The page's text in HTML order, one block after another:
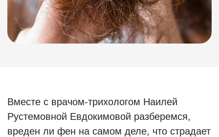
Вместе с врачом-трихологом Наилей
Рустемовной Евдокимовой разберемся,
вреден ли фен на самом деле, что страдает